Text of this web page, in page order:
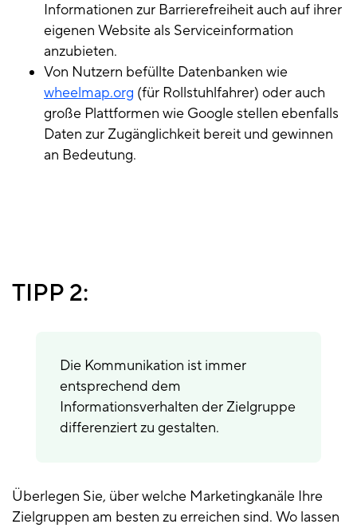
Informationen zur Barrierefreiheit auch auf ihrer
eigenen Website als Serviceinformation
anzubieten.
Von Nutzern befüllte Datenbanken wie
wheelmap.org (für Rollstuhlfahrer) oder auch
große Plattformen wie Google stellen ebenfalls
Daten zur Zugänglichkeit bereit und gewinnen
an Bedeutung.
TIPP 2:
Die Kommunikation ist immer
entsprechend dem
Informationsverhalten der Zielgruppe
differenziert zu gestalten.
Überlegen Sie, über welche Marketingkanäle Ihre
Zielgruppen am besten zu erreichen sind. Wo lassen